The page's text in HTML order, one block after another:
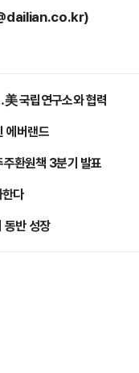
국립연구소와 협력
에버랜드
환원책 3분기 발표
다
반 성장